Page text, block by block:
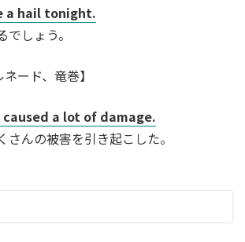
a hail tonight.
しょう。
ード、竜巻】
a lot of damage.
さんの被害を引き起こした。